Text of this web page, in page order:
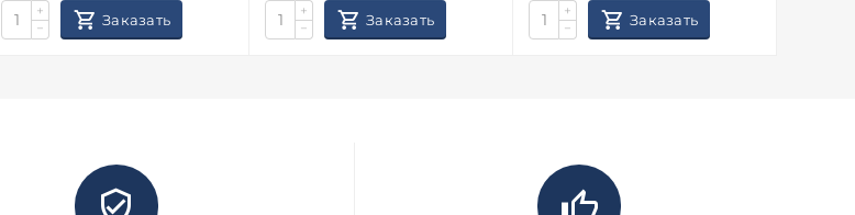
+
−
Заказать
+
−
Заказать
+
−
Заказать